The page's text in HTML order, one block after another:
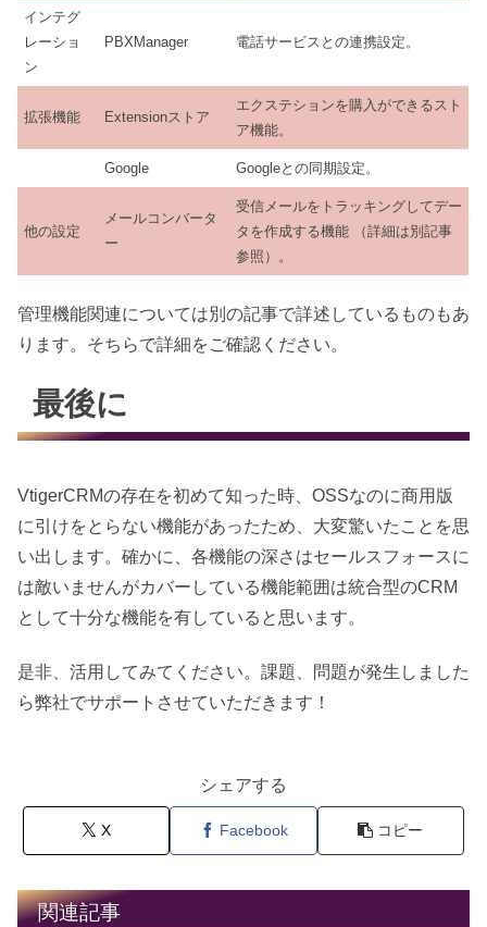
インテグ
レーショ
ン
PBXManager 電話サービスとの連携設定。
拡張機能 Extensionストア
エクステションを購入ができるスト
ア機能。
Google Googleとの同期設定。
他の設定
メールコンバータ
ー
受信メールをトラッキングしてデー
タを作成する機能 （詳細は別記事
参照）。
管理機能関連については別の記事で詳述しているものもあ
ります。そちらで詳細をご確認ください。
最後に
VtigerCRMの存在を初めて知った時、OSSなのに商用版
に引けをとらない機能があったため、大変驚いたことを思
い出します。確かに、各機能の深さはセールスフォースに
は敵いませんがカバーしている機能範囲は統合型のCRM
として十分な機能を有していると思います。
是非、活用してみてください。課題、問題が発生しました
ら弊社でサポートさせていただきます！
シェアする
X Facebook コピー
関連記事